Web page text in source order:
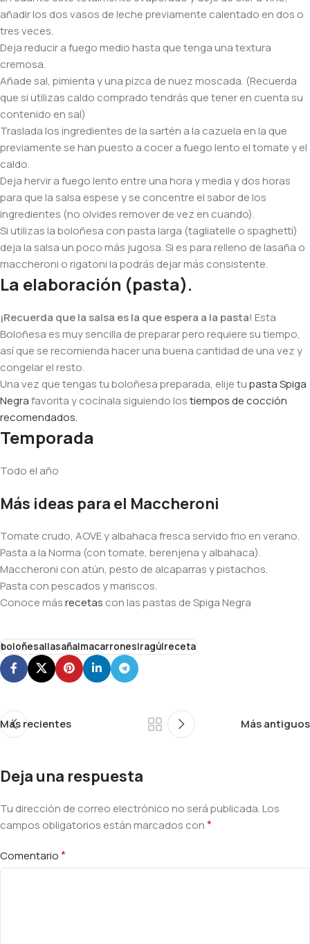
añadir los dos vasos de leche previamente calentado en dos o
tres veces.
Deja reducir a fuego medio hasta que tenga una textura
cremosa.
Añade sal, pimienta y una pizca de nuez moscada. (Recuerda
que si utilizas caldo comprado tendrás que tener en cuenta su
contenido en sal)
Traslada los ingredientes de la sartén a la cazuela en la que
previamente se han puesto a cocer a fuego lento el tomate y el
caldo.
Deja hervir a fuego lento entre una hora y media y dos horas
para que la salsa espese y se concentre el sabor de los
ingredientes (no olvides remover de vez en cuando).
Si utilizas la boloñesa con pasta larga (tagliatelle o spaghetti)
deja la salsa un poco más jugosa. Si es para relleno de lasaña o
maccheroni o rigatoni la podrás dejar más consistente.
La elaboración (pasta).
¡Recuerda que la salsa es la que espera a la pasta! Esta
Boloñesa es muy sencilla de preparar pero requiere su tiempo,
así que se recomienda hacer una buena cantidad de una vez y
congelar el resto.
Una vez que tengas tu boloñesa preparada, elije tupasta Spiga
Negrafavorita y cocínala siguiendo lostiempos de cocción
recomendados.
Temporada
Todo el año
Más ideas para el Maccheroni
Tomate crudo, AOVE y albahaca fresca servido frio en verano.
Pasta a la Norma (con tomate, berenjena y albahaca).
Maccheroni con atún, pesto de alcaparras y pistachos.
Pasta con pescados y mariscos.
Conoce másrecetas con las pastas de Spiga Negra
boloñesa|lasaña|macarrones|ragú|receta
Más recientes Más antiguos
Deja una respuesta
Tu dirección de correo electrónico no será publicada.Los
campos obligatorios están marcados con*
Comentario*
Alternative: